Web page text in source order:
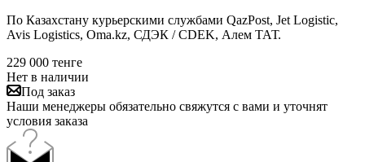
По Казахстану курьерскими службами QazPost, Jet Logistic,
Avis Logistics, Oma.kz, СДЭК / CDEK, Алем ТАТ.
229 000 тенге
Нет в наличии
Под заказ
Наши менеджеры обязательно свяжутся с вами и уточнят
условия заказа